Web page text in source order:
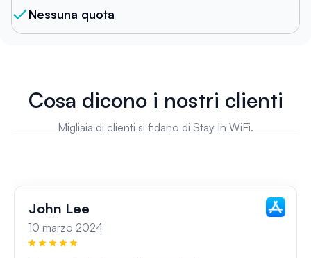
Nessuna quota
Cosa dicono i nostri clienti
Migliaia di clienti si fidano di Stay In WiFi.
John Lee
10 marzo 2024